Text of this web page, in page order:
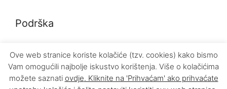
Podrška
Kontakt
Povrat proizvoda
Ove web stranice koriste kolačiće (tzv. cookies) kako bismo
Vam omogućili najbolje iskustvo korištenja. Više o kolačićima
možete saznati ovdje. Kliknite na 'Prihvaćam' ako prihvaćate